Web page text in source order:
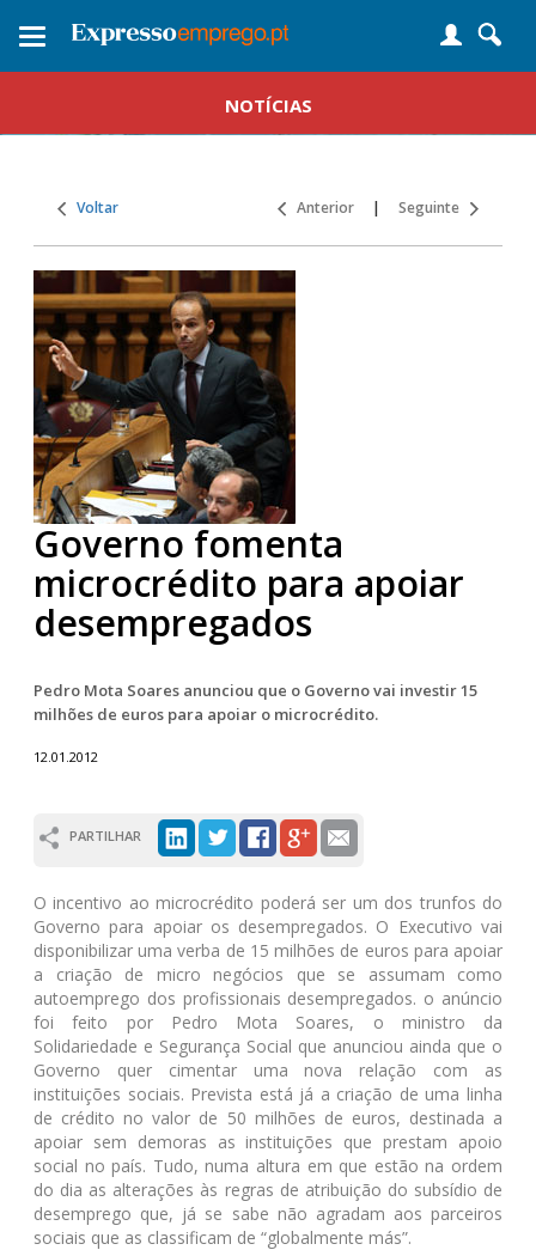
Toggle
NOTÍCIAS
Voltar Anterior | Seguinte
Governo fomenta
microcrédito para apoiar
desempregados
Pedro Mota Soares anunciou que o Governo vai investir 15
milhões de euros para apoiar o microcrédito.
12.01.2012
PARTILHAR
O incentivo ao microcrédito poderá ser um dos trunfos do
Governo para apoiar os desempregados. O Executivo vai
disponibilizar uma verba de 15 milhões de euros para apoiar
a criação de micro negócios que se assumam como
autoemprego dos profissionais desempregados. o anúncio
foi feito por Pedro Mota Soares, o ministro da
Solidariedade e Segurança Social que anunciou ainda que o
Governo quer cimentar uma nova relação com as
instituições sociais. Prevista está já a criação de uma linha
de crédito no valor de 50 milhões de euros, destinada a
apoiar sem demoras as instituições que prestam apoio
social no país. Tudo, numa altura em que estão na ordem
do dia as alterações às regras de atribuição do subsídio de
desemprego que, já se sabe não agradam aos parceiros
sociais que as classificam de “globalmente más”.